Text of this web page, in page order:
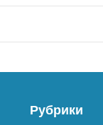
Рубрики